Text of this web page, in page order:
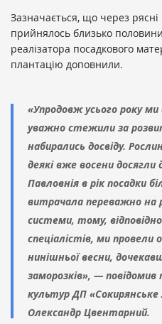
Зазначається, що через рясні
прийнялось близько
реалізатора посадкового
плантацію доповнили.
«Упродовж усього року
уважно стежили за
набирались досвіду.
деякі вже восени
Павловнія в рік посадки
витрачала переважно на
системи, тому,
спеціалістів, ми провели
нинішньої весни,
заморозків», — повідомив
культур ДП «Сокирянське
Олександр Цвентарний.